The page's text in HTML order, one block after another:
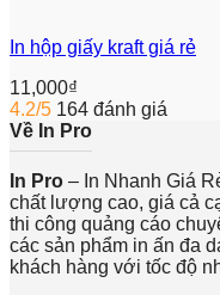
In hộp giấy kraft giá rẻ
11,000₫
4.2/5 164 đánh giá
Về In Pro
In Pro – In Nhanh Giá
chất lượng cao, giá cả
thi công quảng cáo
các sản phẩm in ấn đa
khách hàng với tốc độ